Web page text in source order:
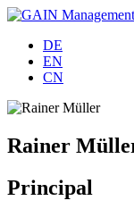
DE
EN
CN
Rainer
Principal